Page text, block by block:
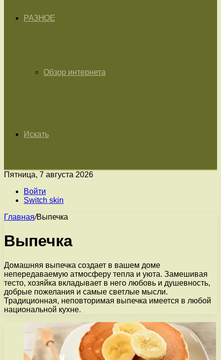
РАЗНОЕ
Обзор интернета
Искать
Пятница, 7 августа 2026
Войти
Switch skin
Главная/Выпечка
Выпечка
Домашняя выпечка создает в вашем доме
непередаваемую атмосферу тепла и уюта. Замешивая
тесто, хозяйка вкладывает в него любовь и душевность,
добрые пожелания и самые светлые мысли.
Традиционная, неповторимая выпечка имеется в любой
национальной кухне.